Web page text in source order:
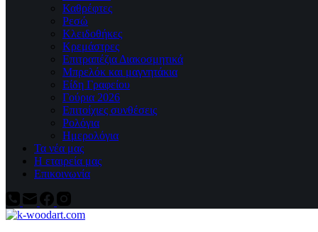
Καθρέφτες
Ρεσώ
Kλειδοθήκες
Κρεμάστρες
Επιτραπέζια Διακοσμητικά
Μπρελόκ και μαγνητάκια
Είδη Γραφείου
Γούρια 2026
Επιτοίχιες συνθέσεις
Ρολόγια
Ημερολόγια
Τα νέα μας
Η εταιρεία μας
Επικοινωνία